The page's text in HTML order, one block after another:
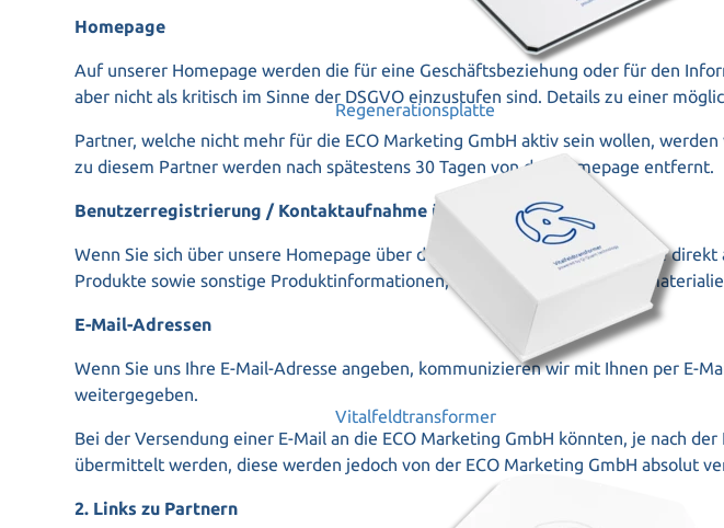
Regenerationsplatte
Vitalfeldtransformer
Homepage
Auf unserer Homepage werden die für eine Geschäftsbeziehung oder für den
aber nicht als kritisch im Sinne der DSGVO einzustufen sind. Details zu einer
Partner, welche nicht mehr für die ECO Marketing GmbH aktiv sein wollen,
zu diesem Partner werden nach spätestens 30 Tagen von der Homepage entfernt.
Benutzerregistrierung / Kontaktaufnahme über Homepage
Wenn Sie sich über unsere Homepage über die dort angeführte Mailadresse
Produkte sowie sonstige Produktinformationen, Nachrichten oder
E-Mail-Adressen
Wenn Sie uns Ihre E-Mail-Adresse angeben, kommunizieren wir mit Ihnen per E-
weitergegeben.
Bei der Versendung einer E-Mail an die ECO Marketing GmbH könnten, je nach
übermittelt werden, diese werden jedoch von der ECO Marketing GmbH absolut
2. Links zu Partnern